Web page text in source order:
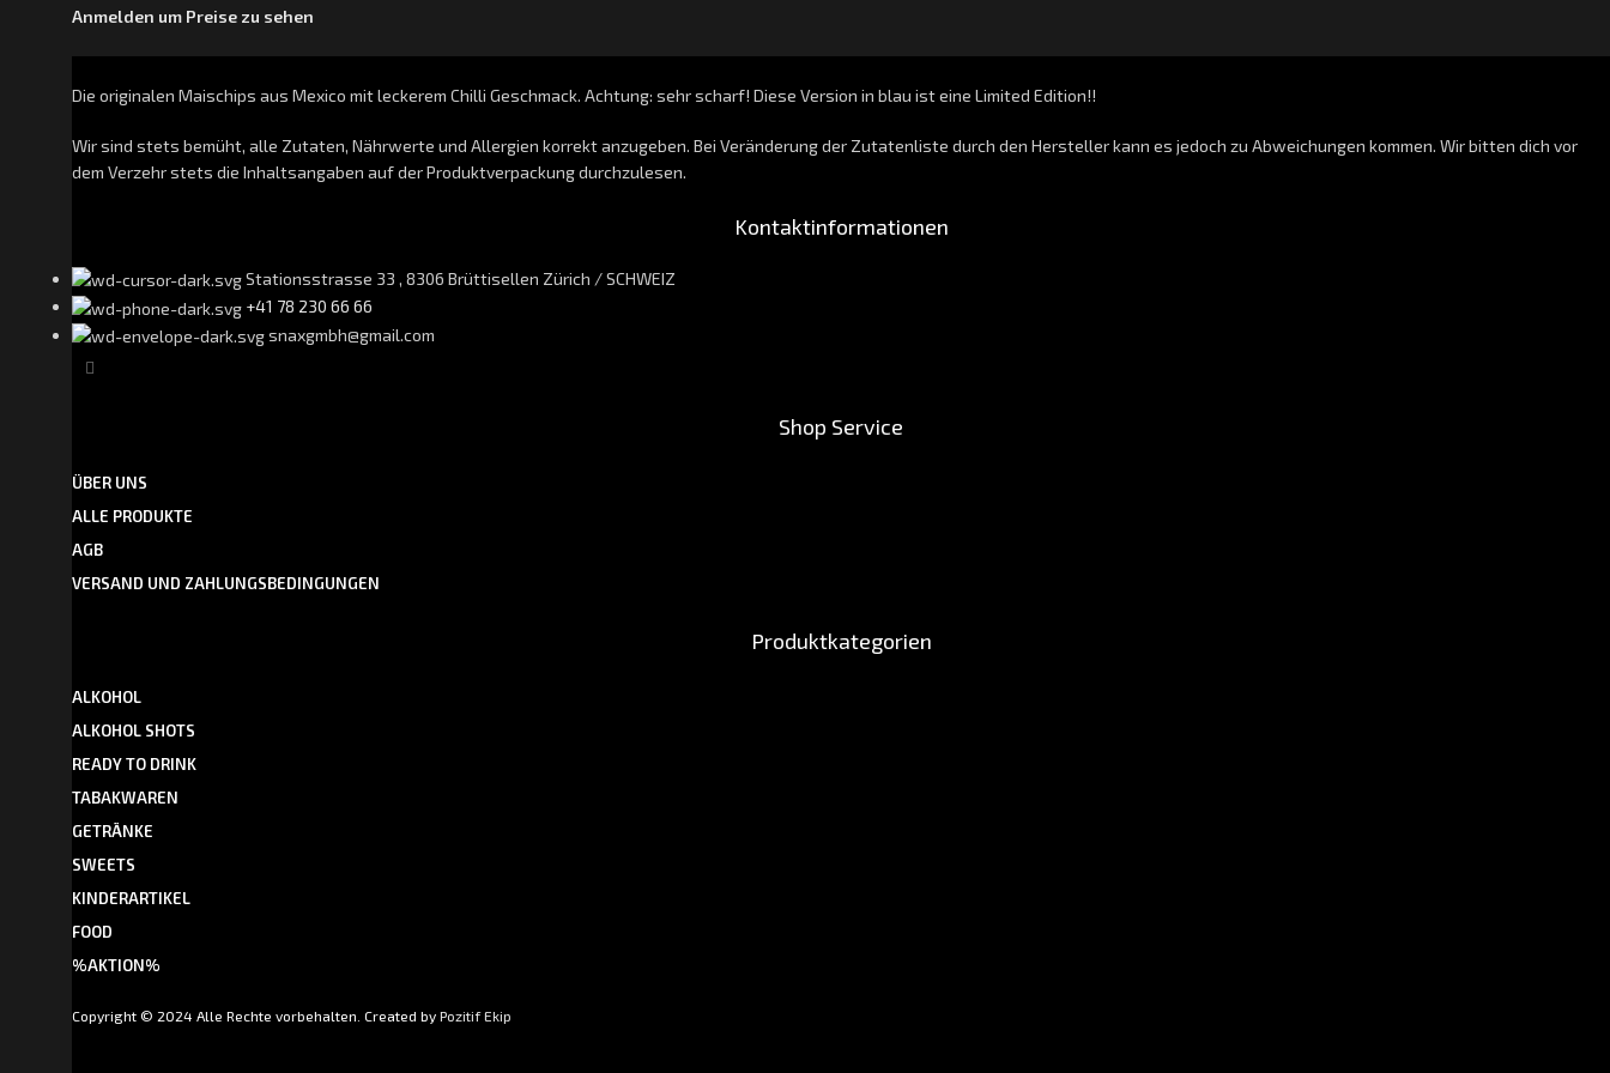
Anmelden um Preise zu sehen
Die originalen Maischips aus Mexico mit leckerem Chilli Geschmack. Achtung: sehr scharf! Diese Version in blau ist eine Limited Edition!!
Wir sind stets bemüht, alle Zutaten, Nährwerte und Allergien korrekt anzugeben. Bei Veränderung der Zutatenliste durch den Hersteller kann es jedoch zu Abweichungen kommen. Wir bitten dich vor
dem Verzehr stets die Inhaltsangaben auf der Produktverpackung durchzulesen.
Kontaktinformationen
Stationsstrasse 33 , 8306 Brüttisellen Zürich / SCHWEIZ
+41 78 230 66 66
snaxgmbh@gmail.com
Shop Service
ÜBER UNS
ALLE PRODUKTE
AGB
VERSAND UND ZAHLUNGSBEDINGUNGEN
Produktkategorien
ALKOHOL
ALKOHOL SHOTS
READY TO DRINK
TABAKWAREN
GETRÄNKE
SWEETS
KINDERARTIKEL
FOOD
%AKTION%
Copyright © 2024 Alle Rechte vorbehalten. Created by Pozitif Ekip